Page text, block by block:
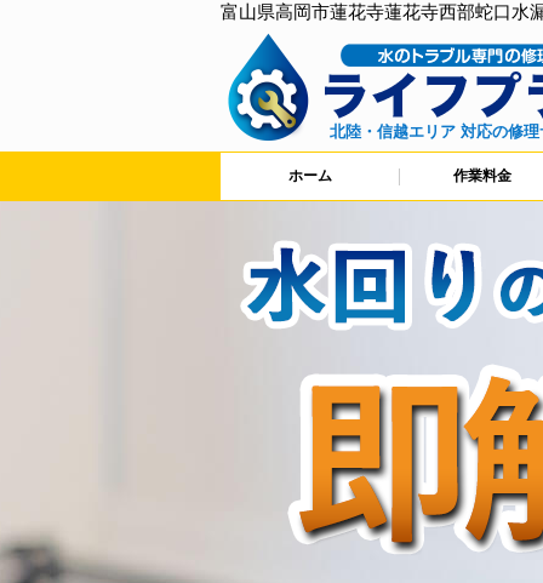
富山県高岡市蓮花寺蓮花寺西部蛇口水
北陸・信越エリア 対応の修
ホーム 作業料金